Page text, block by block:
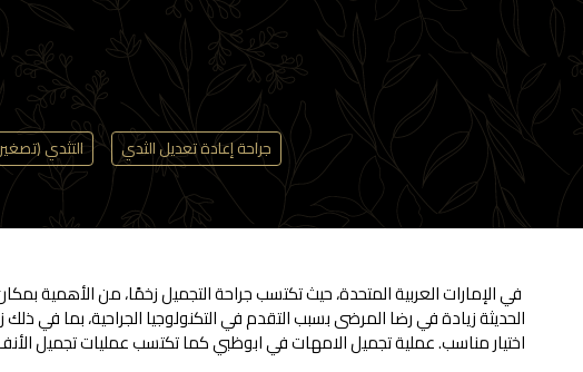
جراحة إعادة تعديل الثدي التثدي
في الإمارات العربية المتحدة، حيث تكتسب جراحة التجميل زخمًا، من
الحديثة زيادة في رضا المرضى بسبب التقدم في التكنولوجيا الجراحية، بما في ذلك
اختيار مناسب. عملية تجميل الامهات في ابوظبي كما تكتسب عمليات تجميل